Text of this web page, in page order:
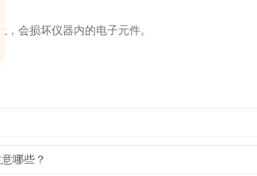
会损坏仪器内的电子元件。
哪些？